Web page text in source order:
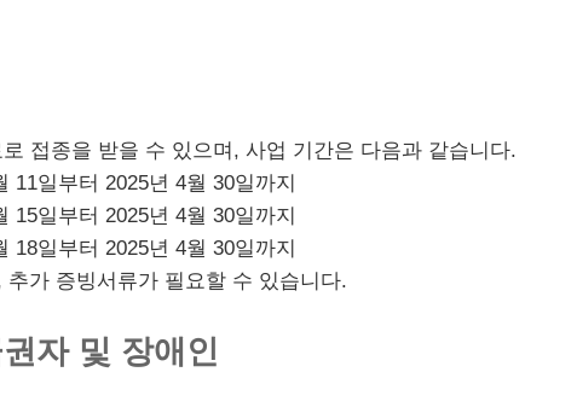
접종을 받을 수 있으며, 사업 기간은 다음과 같습니다.
11일부터 2025년 4월 30일까지
15일부터 2025년 4월 30일까지
18일부터 2025년 4월 30일까지
가 증빙서류가 필요할 수 있습니다.
자 및 장애인